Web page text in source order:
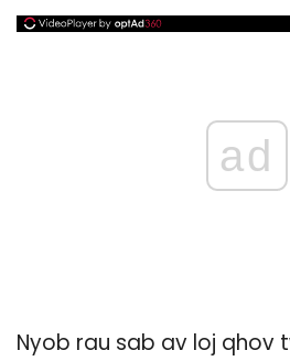
ad
Nyob rau sab av loj qhov